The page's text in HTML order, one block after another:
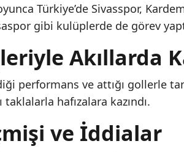
Türkiye’de Sivasspor,
gibi kulüplerde de görev
Akıllarda
performans ve attığı gollerle
hafızalara kazındı.
ve İddialar